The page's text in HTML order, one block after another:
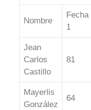
Nombre
Fecha
1
Jean
Carlos
Castillo
81
Mayerlis
González
64